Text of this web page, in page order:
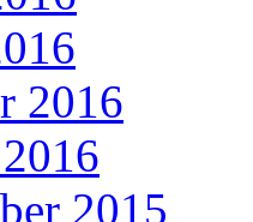
2016
2015